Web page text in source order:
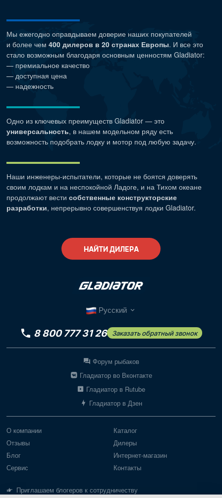
Мы ежегодно оправдываем доверие наших покупателей
и более чем 400 дилеров в 20 странах Европы. И все это
стало возможным благодаря основным ценностям Gladiator:
— премиальное качество
— доступная цена
— надежность
Одно из ключевых преимуществ Gladiator — это
универсальность, в нашем модельном ряду есть
возможность подобрать лодку и мотор под любую задачу.
Наши инженеры-испытатели, которые не боятся доверять
своим лодкам и на неспокойной Ладоге, и на Тихом океане
продолжают вести собственные конструкторские
разработки, непрерывно совершенствуя лодки Gladiator.
НАЙТИ ДИЛЕРА
Русский
8 800 777 31 26 Заказать обратный звонок
Форум рыбаков
Гладиатор во Вконтакте
Гладиатор в Rutube
Гладиатор в Дзен
О компании
Отзывы
Блог
Сервис
Приглашаем блогеров к сотрудничеству
Каталог
Дилеры
Интернет-магазин
Контакты